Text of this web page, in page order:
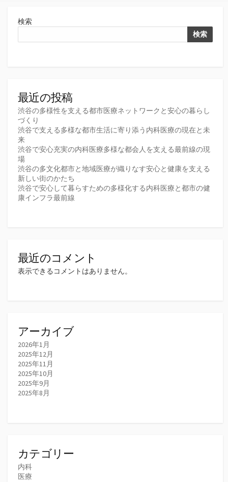
検索
検索
最近の投稿
渋谷の多様性を支える都市医療ネットワークと安心の暮らし
づくり
渋谷で支える多様な都市生活に寄り添う内科医療の現在と未
来
渋谷で安心充実の内科医療多様な都会人を支える最前線の現
場
渋谷の多文化都市と地域医療が織りなす安心と健康を支える
新しい街のかたち
渋谷で安心して暮らすための多様化する内科医療と都市の健
康インフラ最前線
最近のコメント
表示できるコメントはありません。
アーカイブ
2026年1月
2025年12月
2025年11月
2025年10月
2025年9月
2025年8月
カテゴリー
内科
医療